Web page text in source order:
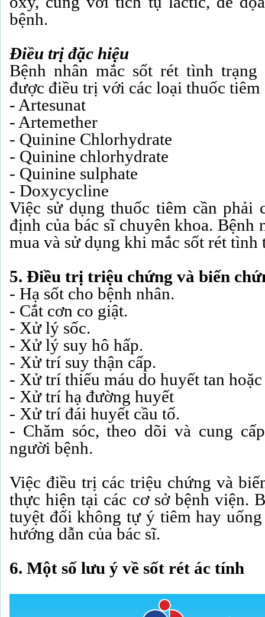
bệnh.
Điều trị đặc hiệu
Bệnh nhân mắc sốt rét tình
được điều trị với các loại thuốc tiêm
- Artesunat
- Artemether
- Quinine Chlorhydrate
- Quinine chlorhydrate
- Quinine sulphate
- Doxycycline
Việc sử dụng thuốc tiêm cần phải
định của bác sĩ chuyên khoa. Bệnh
mua và sử dụng khi mắc sốt rét tình
5. Điều trị triệu chứng và biến
- Hạ sốt cho bệnh nhân.
- Cắt cơn co giật.
- Xử lý sốc.
- Xử lý suy hô hấp.
- Xử trí suy thận cấp.
- Xử trí thiếu máu do huyết tan
- Xử trí hạ đường huyết
- Xử trí đái huyết cầu tố.
- Chăm sóc, theo dõi và cung
người bệnh.
Việc điều trị các triệu chứng và
thực hiện tại các cơ sở bệnh viện.
tuyệt đối không tự ý tiêm hay
hướng dẫn của bác sĩ.
6. Một số lưu ý về sốt rét ác tính